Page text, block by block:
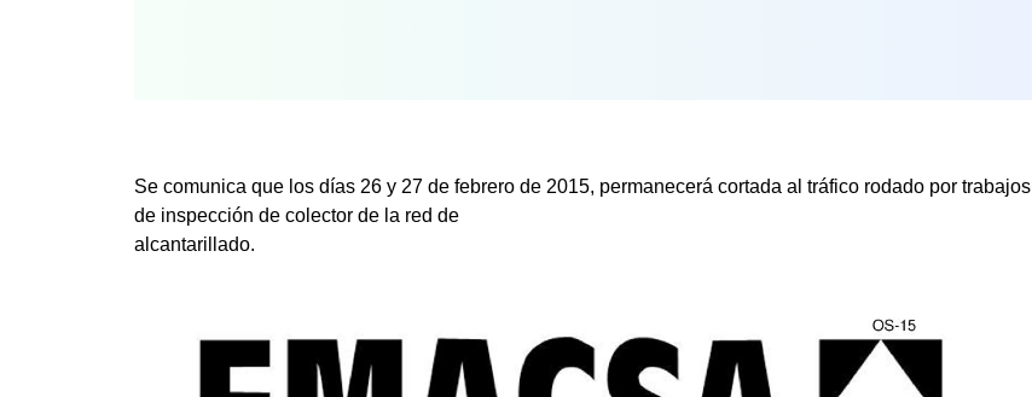
Se comunica que los días 26 y 27 de febrero de 2015, permanecerá cortada al tráfico rodado por trabajos
de inspección de colector de la red de
alcantarillado.